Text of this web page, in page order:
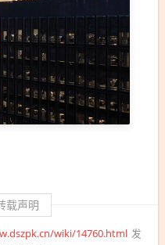
载声明
wiki/14760.html 发